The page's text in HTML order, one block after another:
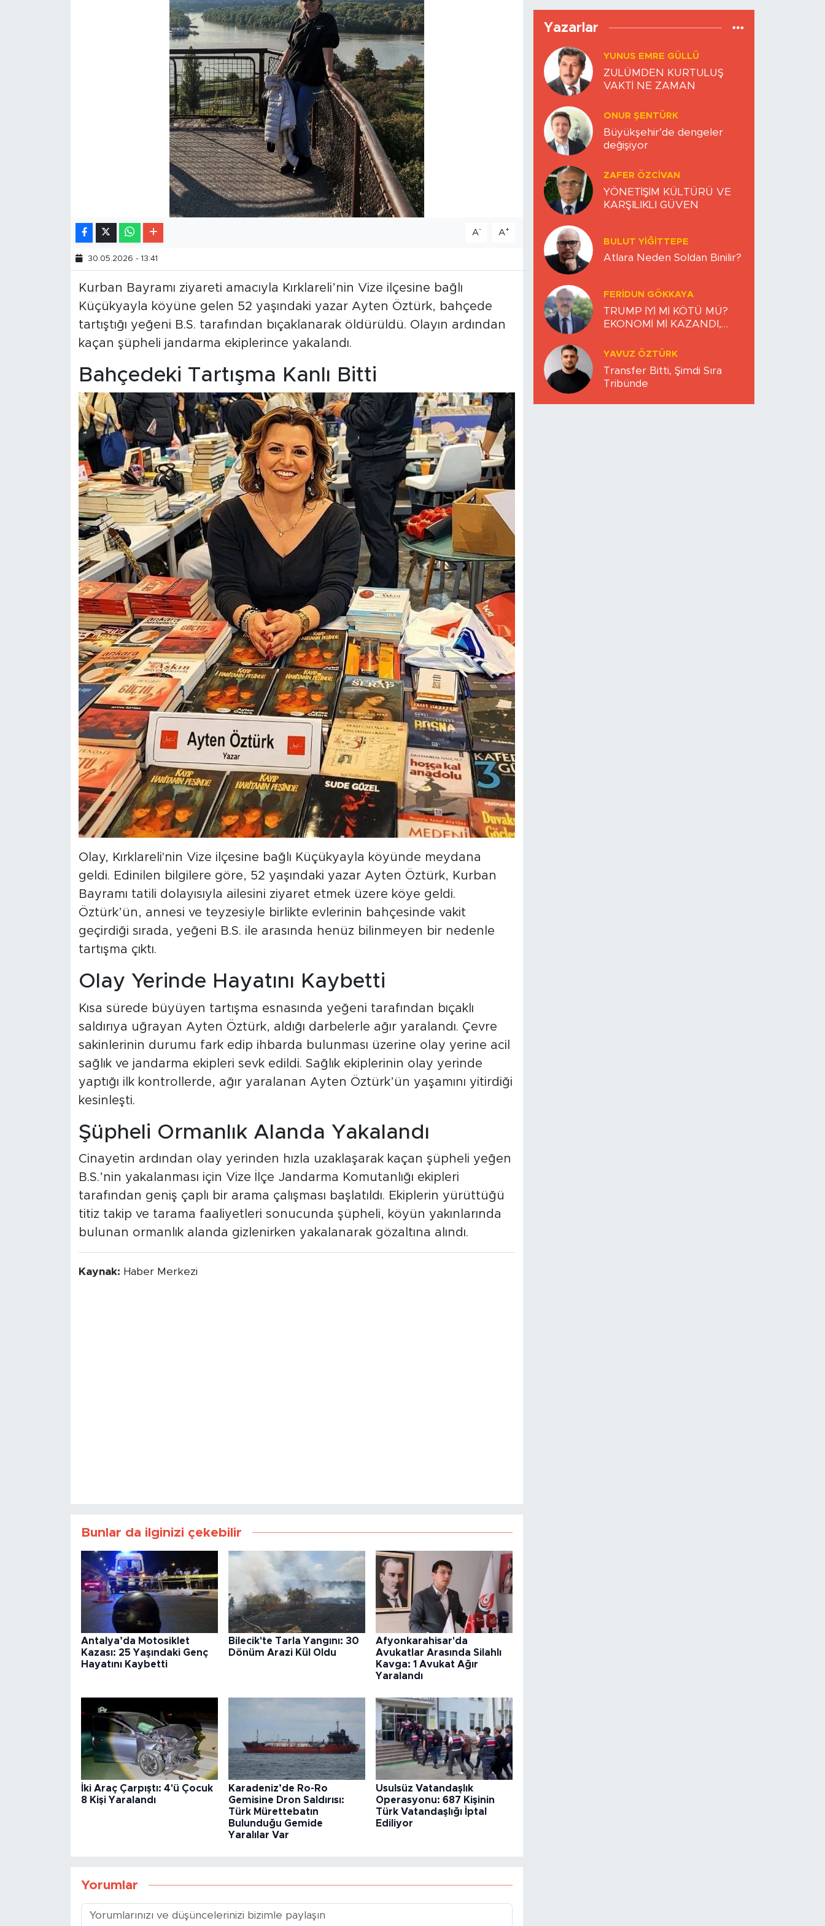
A- A+
30.05.2026 - 13:41
Kurban Bayramı ziyareti amacıyla Kırklareli’nin Vize ilçesine bağlı
Küçükyayla köyüne gelen 52 yaşındaki yazar Ayten Öztürk, bahçede
tartıştığı yeğeni B.S. tarafından bıçaklanarak öldürüldü. Olayın ardından
kaçan şüpheli jandarma ekiplerince yakalandı.
Bahçedeki Tartışma Kanlı Bitti
Olay, Kırklareli'nin Vize ilçesine bağlı Küçükyayla köyünde meydana
geldi. Edinilen bilgilere göre, 52 yaşındaki yazar Ayten Öztürk, Kurban
Bayramı tatili dolayısıyla ailesini ziyaret etmek üzere köye geldi.
Öztürk’ün, annesi ve teyzesiyle birlikte evlerinin bahçesinde vakit
geçirdiği sırada, yeğeni B.S. ile arasında henüz bilinmeyen bir nedenle
tartışma çıktı.
Olay Yerinde Hayatını Kaybetti
Kısa sürede büyüyen tartışma esnasında yeğeni tarafından bıçaklı
saldırıya uğrayan Ayten Öztürk, aldığı darbelerle ağır yaralandı. Çevre
sakinlerinin durumu fark edip ihbarda bulunması üzerine olay yerine acil
sağlık ve jandarma ekipleri sevk edildi. Sağlık ekiplerinin olay yerinde
yaptığı ilk kontrollerde, ağır yaralanan Ayten Öztürk’ün yaşamını yitirdiği
kesinleşti.
Şüpheli Ormanlık Alanda Yakalandı
Cinayetin ardından olay yerinden hızla uzaklaşarak kaçan şüpheli yeğen
B.S.’nin yakalanması için Vize İlçe Jandarma Komutanlığı ekipleri
tarafından geniş çaplı bir arama çalışması başlatıldı. Ekiplerin yürüttüğü
titiz takip ve tarama faaliyetleri sonucunda şüpheli, köyün yakınlarında
bulunan ormanlık alanda gizlenirken yakalanarak gözaltına alındı.
Kaynak: Haber Merkezi
Bunlar da ilginizi çekebilir
Antalya’da Motosiklet
Kazası: 25 Yaşındaki Genç
Hayatını Kaybetti
Bilecik'te Tarla Yangını: 30
Dönüm Arazi Kül Oldu
Afyonkarahisar'da
Avukatlar Arasında Silahlı
Kavga: 1 Avukat Ağır
Yaralandı
İki Araç Çarpıştı: 4'ü Çocuk
8 Kişi Yaralandı
Karadeniz’de Ro-Ro
Gemisine Dron Saldırısı:
Türk Mürettebatın
Bulunduğu Gemide
Yaralılar Var
Usulsüz Vatandaşlık
Operasyonu: 687 Kişinin
Türk Vatandaşlığı İptal
Ediliyor
Yorumlar
Yazarlar
YUNUS EMRE GÜLLÜ
ZULÜMDEN KURTULUŞ
VAKTİ NE ZAMAN
ONUR ŞENTÜRK
Büyükşehir’de dengeler
değişiyor
ZAFER ÖZCIVAN
YÖNETİŞİM KÜLTÜRÜ VE
KARŞILIKLI GÜVEN
BULUT YİĞİTTEPE
Atlara Neden Soldan Binilir?
FERIDUN GÖKKAYA
TRUMP İYİ Mİ KÖTÜ MÜ?
EKONOMİ Mİ KAZANDI,
YAVUZ ÖZTÜRK
Transfer Bitti, Şimdi Sıra
Tribünde